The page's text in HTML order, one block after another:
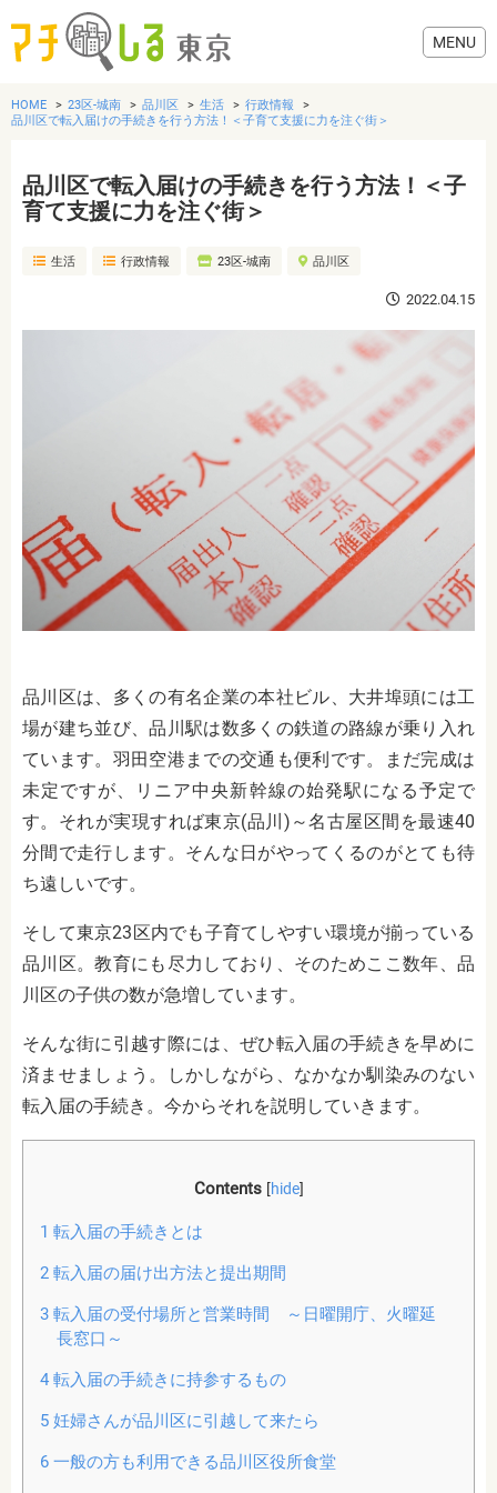
グルメ
美容・健康
歯医者・病院
HOME 23区-城南 品川区 生活
行政情報
品川区で転入届けの手続きを行う方法！＜子育て支援に力を注ぐ街＞
品川区で転入届けの手続きを行う方法！＜子
育て支援に力を注ぐ街＞
生活 行政情報 23区-城南 品川区
2022.04.15
品川区は、多くの有名企業の本社ビル、大井埠頭には工
場が建ち並び、品川駅は数多くの鉄道の路線が乗り入れ
ています。羽田空港までの交通も便利です。まだ完成は
未定ですが、リニア中央新幹線の始発駅になる予定で
す。それが実現すれば東京(品川 ) ～名古屋区間を最速40
分間で走行します。そんな日がやってくるのがとても待
ち遠しいです。
そして東京23区内でも子育てしやすい環境が揃っている
品川区。教育にも尽力しており、そのためここ数年、品
川区の子供の数が急増しています。
そんな街に引越す際には、ぜひ転入届の手続きを早めに
済ませましょう。しかしながら、なかなか馴染みのない
転入届の手続き。今からそれを説明していきます。
Contents [hide]
1 転入届の手続きとは
2転入届の届け出方法と提出期間
3転入届の受付場所と営業時間 ～日曜開庁、火曜延
長窓口～
4転入届の手続きに持参するもの
5妊婦さんが品川区に引越して来たら
6一般の方も利用できる品川区役所食堂